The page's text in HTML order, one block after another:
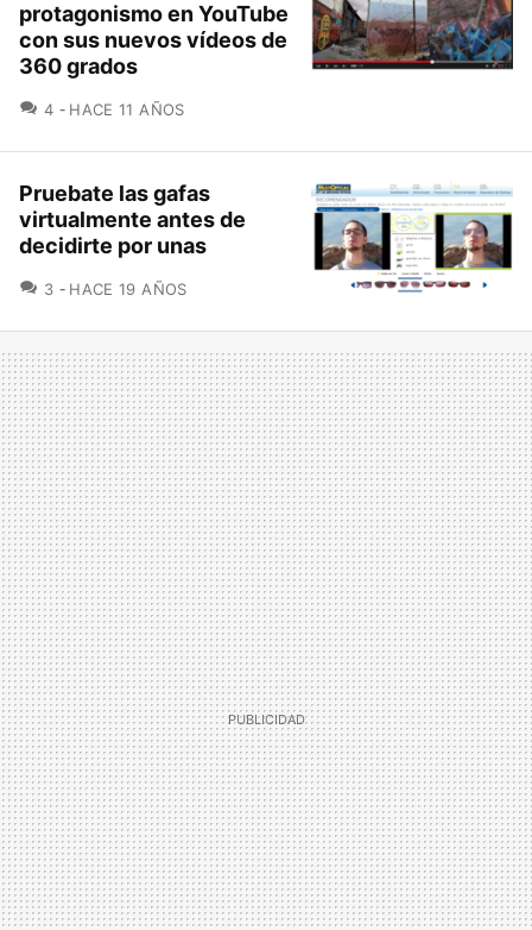
protagonismo en YouTube
con sus nuevos vídeos de
360 grados
4 COMENTARIOS
HACE 11 AÑOS
Pruebate las gafas
virtualmente antes de
decidirte por unas
3 COMENTARIOS
HACE 19 AÑOS